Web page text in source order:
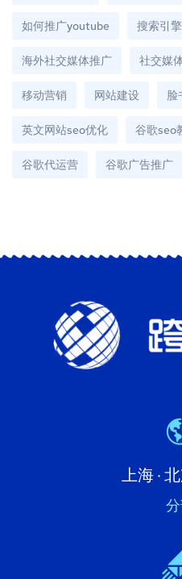
如何推广youtube 搜索引
海外社交媒体推广 社交媒
移动营销 网站建设 脸
英文网站seo优化 谷歌seo
谷歌代运营 谷歌广告推广
上海 ·